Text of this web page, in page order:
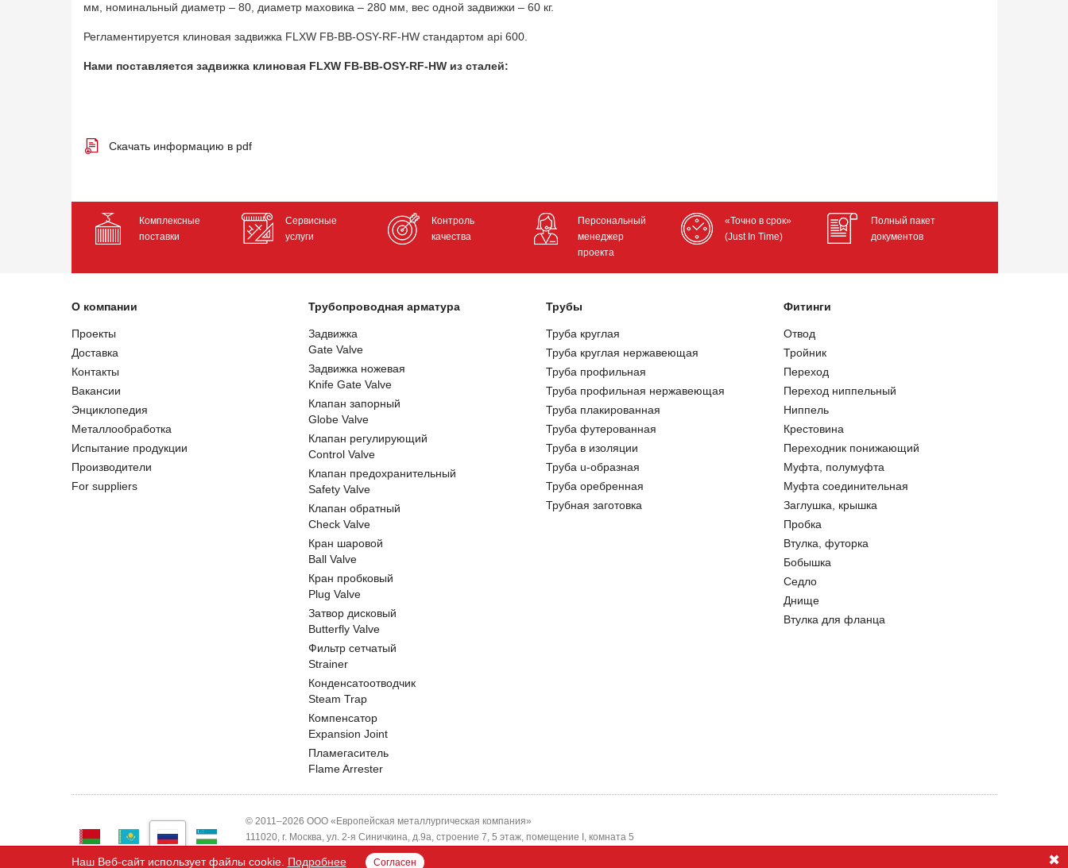
мм, номинальный диаметр – 80, диаметр маховика – 280 мм, вес одной задвижки – 60 кг.
Регламентируется клиновая задвижка FLXW FB-BB-OSY-RF-HW стандартом api 600.
Нами поставляется задвижка клиновая FLXW FB-BB-OSY-RF-HW из сталей:
Скачать информацию в pdf
Комплексные
поставки
Сервисные
услуги
Контроль
качества
Персональный
менеджер
проекта
«Точно в срок»
(Just In Time)
Полный пакет
документов
О компании
Проекты
Доставка
Контакты
Вакансии
Энциклопедия
Металлообработка
Испытание продукции
Производители
For suppliers
Трубопроводная арматура
Задвижка
Gate Valve
Задвижка ножевая
Knife Gate Valve
Клапан запорный
Globe Valve
Клапан регулирующий
Control Valve
Клапан предохранительный
Safety Valve
Клапан обратный
Check Valve
Кран шаровой
Ball Valve
Кран пробковый
Plug Valve
Затвор дисковый
Butterfly Valve
Фильтр сетчатый
Strainer
Конденсатоотводчик
Steam Trap
Компенсатор
Expansion Joint
Пламегаситель
Flame Arrester
Трубы
Труба круглая
Труба круглая нержавеющая
Труба профильная
Труба профильная нержавеющая
Труба плакированная
Труба футерованная
Труба в изоляции
Труба u-образная
Труба оребренная
Трубная заготовка
Фитинги
Отвод
Тройник
Переход
Переход ниппельный
Ниппель
Крестовина
Переходник понижающий
Муфта, полумуфта
Муфта соединительная
Заглушка, крышка
Пробка
Втулка, футорка
Бобышка
Седло
Днище
Втулка для фланца
© 2011–2026 ООО «Европейская металлургическая компания»
111020, г. Москва, ул. 2-я Синичкина, д.9а, строение 7, 5 этаж, помещение I, комната 5
ИНН 7743820503 ООО "ЕМК"
Наш Веб-сайт использует файлы cookie. Подробнее Согласен